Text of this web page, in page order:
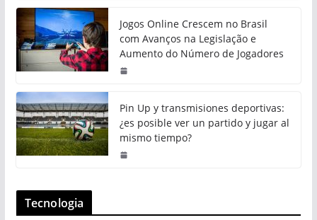
Jogos Online Crescem no Brasil
com Avanços na Legislação e
Aumento do Número de Jogadores
Pin Up y transmisiones deportivas:
¿es posible ver un partido y jugar al
mismo tiempo?
Tecnologia